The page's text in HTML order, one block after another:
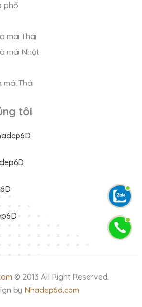
phố
mái Thái
mái Nhật
mái Thái
tôi
© 2013 All Right Reserved.
by Nhadep6d.com